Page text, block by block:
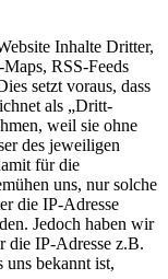
Inhalte Dritter,
RSS-Feeds
setzt voraus, dass
als „Dritt-
weil sie ohne
des jeweiligen
für die
uns, nur solche
die IP-Adresse
Jedoch haben wir
die IP-Adresse z.B.
uns bekannt ist,